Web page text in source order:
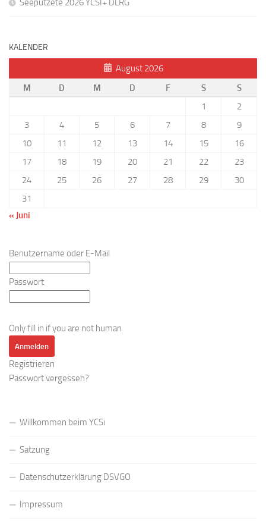
Seeputzete 2026 YCSI+ DLRG
KALENDER
August 2026
M
D M D F S
S
1
2
3
4 5 6 7 8
9
10
11 12 13 14 15
16
17
18 19 20 21 22
23
24
25 26 27 28 29
30
31
« Juni
Benutzername oder E-Mail
Passwort
Only fill in if you are not human
Registrieren
Passwort vergessen?
Willkommen beim YCSi
Satzung
Datenschutzerklärung DSVGO
Impressum